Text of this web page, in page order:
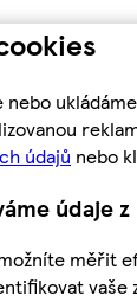
nebo
údajů nebo
údaje
měřit
vaše